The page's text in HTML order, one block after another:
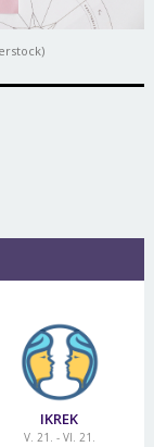
IKREK
V. 21. - VI. 21.